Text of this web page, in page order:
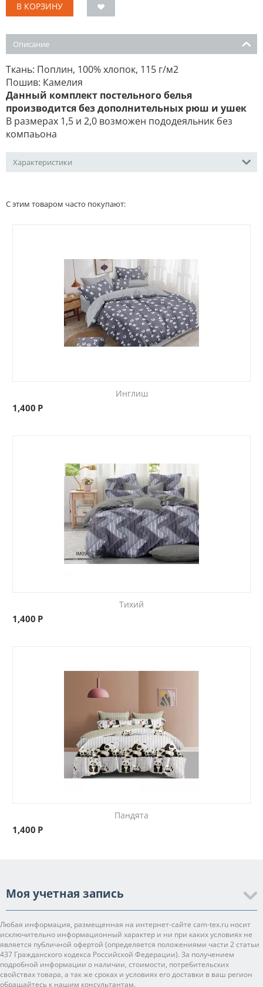
В КОРЗИНУ
Описание
Ткань: Поплин, 100% хлопок, 115 г/м2
Пошив: Камелия
Данный комплект постельного белья
производится без дополнительных рюш и ушек
В размерах 1,5 и 2,0 возможен пододеяльник без
компаьона
Характеристики
С этим товаром часто покупают:
Инглиш
1,400 Р
Тихий
1,400 Р
Пандята
1,400 Р
Моя учетная запись
Любая информация, размещенная на интернет-сайте cam-tex.ru носит
исключительно информационный характер и ни при каких условиях не
является публичной офертой (определяется положениями части 2 статьи
437 Гражданского кодекса Российской Федерации). За получением
подробной информации о наличии, стоимости, потребительских
свойствах товара, а так же сроках и условиях его доставки в ваш регион
обращайтесь к нашим консультантам.